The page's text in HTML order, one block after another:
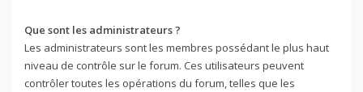
Que sont les administrateurs ?
Les administrateurs sont les membres possédant le plus haut
niveau de contrôle sur le forum. Ces utilisateurs peuvent
contrôler toutes les opérations du forum, telles que les